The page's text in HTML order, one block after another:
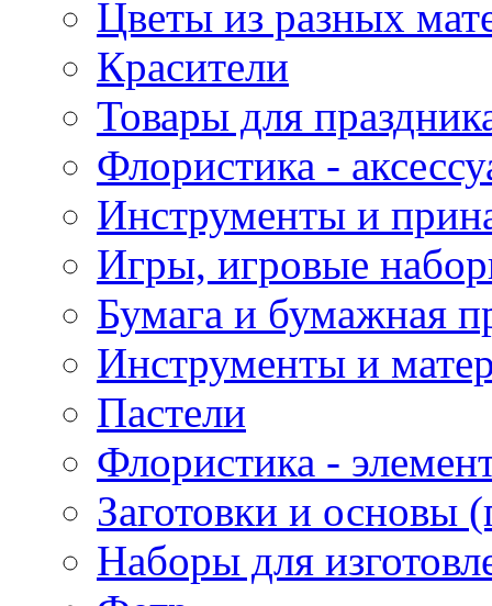
Цветы из разных
Красители
Товары для
Флористика -
Инструменты и
Игры, игровые
Бумага и бумажная
Инструменты и
Пастели
Флористика -
Заготовки и основы
Наборы для